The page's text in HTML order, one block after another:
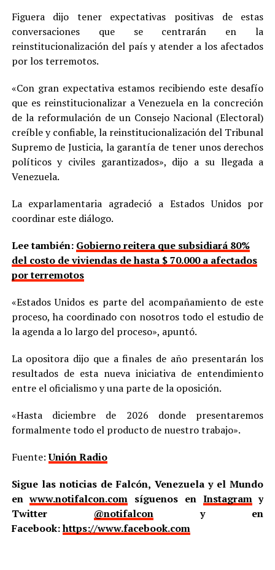
Figuera dijo tener expectativas positivas de estas
conversaciones que se centrarán en la
reinstitucionalización del país y atender a los afectados
por los terremotos.
«Con gran expectativa estamos recibiendo este desafío
que es reinstitucionalizar a Venezuela en la concreción
de la reformulación de un Consejo Nacional (Electoral)
creíble y confiable, la reinstitucionalización del Tribunal
Supremo de Justicia, la garantía de tener unos derechos
políticos y civiles garantizados», dijo a su llegada a
Venezuela.
La exparlamentaria agradeció a Estados Unidos por
coordinar este diálogo.
Lee también: Gobierno reitera que subsidiará 80%
del costo de viviendas de hasta $ 70.000 a afectados
por terremotos
«Estados Unidos es parte del acompañamiento de este
proceso, ha coordinado con nosotros todo el estudio de
la agenda a lo largo del proceso», apuntó.
La opositora dijo que a finales de año presentarán los
resultados de esta nueva iniciativa de entendimiento
entre el oficialismo y una parte de la oposición.
«Hasta diciembre de 2026 donde presentaremos
formalmente todo el producto de nuestro trabajo».
Fuente:Unión Radio
Sigue las noticias de Falcón, Venezuela y el Mundo
enwww.notifalcon.com síguenos en Instagramy
Twitter @notifalcony en
Facebook:https://www.facebook.com